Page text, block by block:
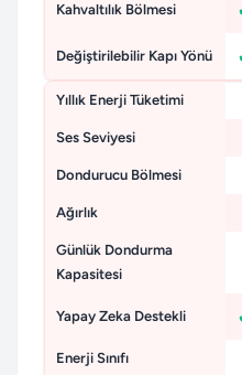
Kahvaltılık Bölmesi
Değiştirilebilir Kapı Yönü
Yıllık Enerji Tüketimi
Ses Seviyesi
Dondurucu Bölmesi
Ağırlık
Günlük Dondurma
Kapasitesi
Yapay Zeka Destekli
Enerji Sınıfı